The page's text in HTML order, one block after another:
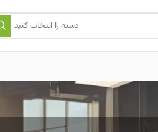
دسته را انتخاب کنید